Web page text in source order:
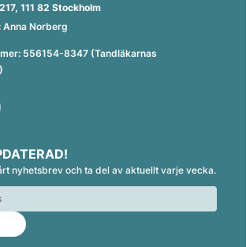
111 82 Stockholm
Norberg
556154-8347 (Tandläkarnas
nyhetsbrev och ta del av aktuellt varje vecka.